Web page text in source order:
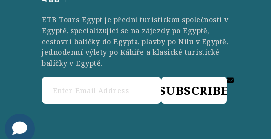
ETB Tours Egypt je přední turistickou společností v
Egyptě, specializující se na zájezdy po Egyptě,
cestovní balíčky do Egypta, plavby po Nilu v Egyptě,
jednodenní výlety po Káhiře a klasické turistické
balíčky v Egyptě.
SUBSCRIBE